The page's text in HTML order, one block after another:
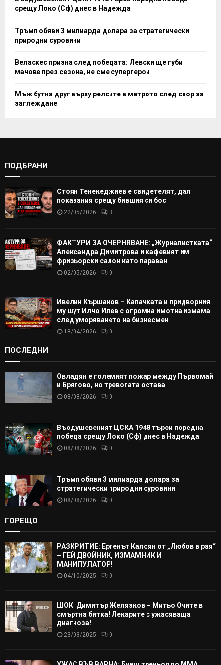
срещу Локо (Сф) днес в Надежда
Тръмп обяви 3 милиарда долара за стратегически
природни суровини
Веласкес призна след победата: Левски ще губи
мачове през сезона, не сме супергерои
Мъж бутна друг върху релсите в метрото след спор за
заглеждане
ПОДБРАНИ
Стоян Тенекеджиев е свидетелят, дал
показания срещу бившия си бос
22/05/2026 3
ФАКТУРИ ЗА ОЧЕРНЯВАНЕ: „Журналистката“
Александра Димитрова и кафевият им
фризьорски салон като параван
02/05/2026 0
Ивелин Кършаков – Капачката и придворния
му шут Илчо Илев с огромна имотна измама
след уморяването на бизнесмен
18/04/2026 0
ПОСЛЕДНИ
Овладян е големият пожар между Първомай
и Брягово, но тревогата остава
08/08/2026 0
Въодушевеният ЦСКА 1948 търси поредна
победа срещу Локо (Сф) днес в Надежда
08/08/2026 0
Тръмп обяви 3 милиарда долара за
стратегически природни суровини
08/08/2026 0
ГОРЕЩО
РАЗКРИТИЕ: Ергенът Калоян от „Любов в рая“
– ГЕЙ ДВОЙНИК, ИЗМАМНИК И
МАНИПУЛАТОР!
04/10/2025 0
ШОК! Димитър Желязков – Митьо Очите в
смъртна битка! Лекарите с ужасяваща
диагноза!
23/03/2025 0